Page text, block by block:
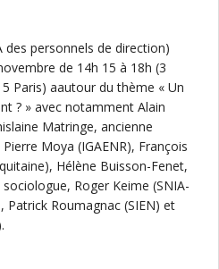
des personnels de direction)
de 14h 15 à 18h (3
Paris) aautour du thème « Un
? » avec notamment Alain
Matringe, ancienne
Moya (IGAENR), François
Hélène Buisson-Fenet,
Roger Keime (SNIA-
Patrick Roumagnac (SIEN) et